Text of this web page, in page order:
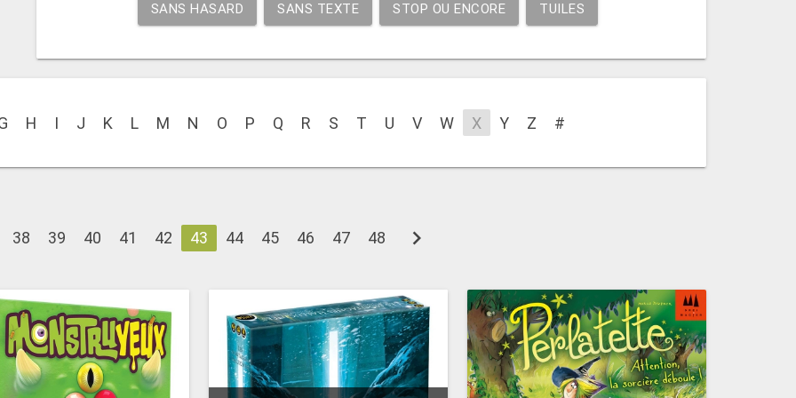
SANS HASARD SANS TEXTE STOP OU ENCORE TUILES
H I J K L M N O P Q R S T U V W X Y Z #
38 39 40 41 42 43 44 45 46 47 48 chevron_right